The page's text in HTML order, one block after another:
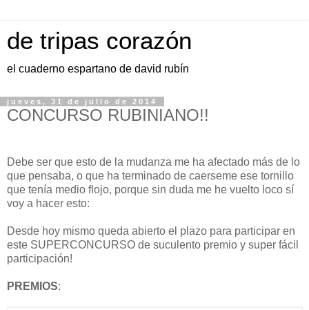
de tripas corazón
el cuaderno espartano de david rubín
jueves, 31 de julio de 2014
CONCURSO RUBINIANO!!
Debe ser que esto de la mudanza me ha afectado más de lo
que pensaba, o que ha terminado de caerseme ese tornillo
que tenía medio flojo, porque sin duda me he vuelto loco sí
voy a hacer esto:
Desde hoy mismo queda abierto el plazo para participar en
este SUPERCONCURSO de suculento premio y super fácil
participación!
PREMIOS: